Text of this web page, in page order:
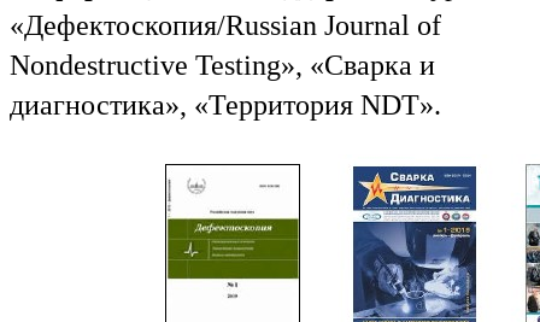
«Дефектоскопия/Russian Journal of
Nondestructive Testing», «Сварка и
диагностика», «Территория NDT».